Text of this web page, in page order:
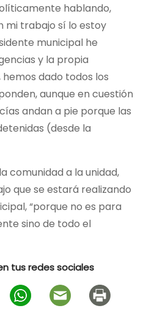
hablando,
mi trabajo sí lo estoy
municipal he
y la propia
dado todos los
aunque en cuestión
andan a pie porque las
(desde la
comunidad a la unidad,
que se estará realizando
“porque no es para
sino de todo el
tus redes sociales